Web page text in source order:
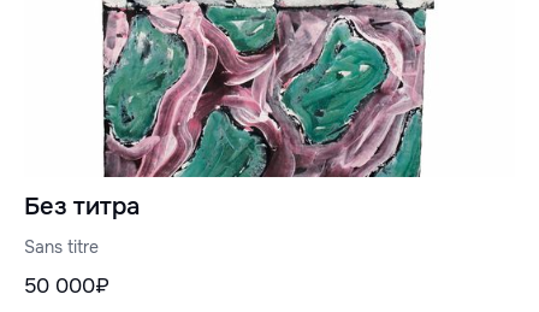
Без титра
Sans titre
50 000₽